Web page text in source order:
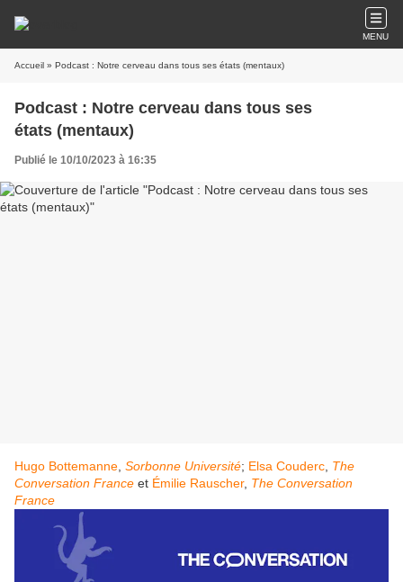
MENU
Accueil » Podcast : Notre cerveau dans tous ses états (mentaux)
Podcast : Notre cerveau dans tous ses
états (mentaux)
Publié le 10/10/2023 à 16:35
Hugo Bottemanne Sorbonne Université; Elsa Couderc The
Conversation France et Émilie Rauscher, The Conversation
France